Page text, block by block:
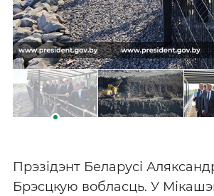
Прэзідэнт Беларусі
Брэсцкую вобласць. У